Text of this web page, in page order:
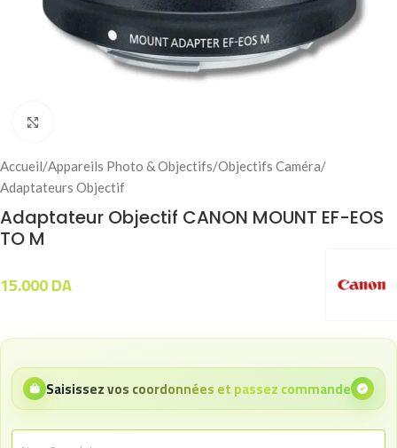
Accueil/Appareils Photo & Objectifs/Objectifs Caméra/
Adaptateurs Objectif
Adaptateur Objectif CANON MOUNT EF-EOS
TO M
15.000DA
Saisissez vos coordonnées et passez commande